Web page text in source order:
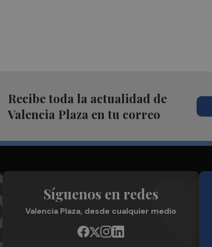
Recibe toda la actualidad de
Valencia Plaza en tu correo
Síguenos en redes
Valencia Plaza, desde cualquier medio